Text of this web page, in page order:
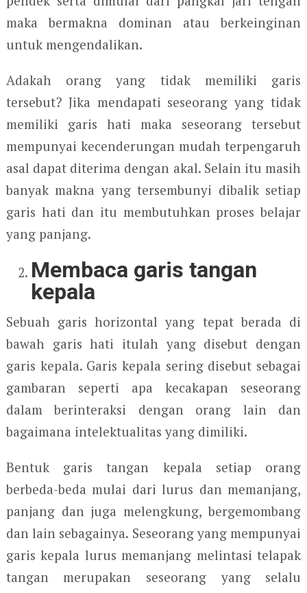
maka bermakna dominan atau berkeinginan
untuk mengendalikan.
Adakah orang yang tidak memiliki garis
tersebut? Jika mendapati seseorang yang tidak
memiliki garis hati maka seseorang tersebut
mempunyai kecenderungan mudah terpengaruh
asal dapat diterima dengan akal. Selain itu masih
banyak makna yang tersembunyi dibalik setiap
garis hati dan itu membutuhkan proses belajar
yang panjang.
Membaca garis tangan
kepala
Sebuah garis horizontal yang tepat berada di
bawah garis hati itulah yang disebut dengan
garis kepala. Garis kepala sering disebut sebagai
gambaran seperti apa kecakapan seseorang
dalam berinteraksi dengan orang lain dan
bagaimana intelektualitas yang dimiliki.
Bentuk garis tangan kepala setiap orang
berbeda-beda mulai dari lurus dan memanjang,
panjang dan juga melengkung, bergemombang
dan lain sebagainya. Seseorang yang mempunyai
garis kepala lurus memanjang melintasi telapak
tangan merupakan seseorang yang selalu